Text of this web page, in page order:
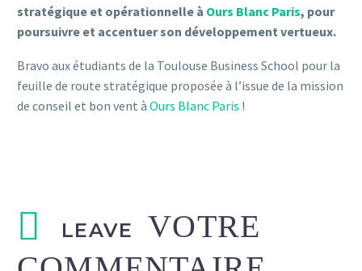
stratégique et opérationnelle à Ours Blanc Paris, pour
poursuivre et accentuer son développement vertueux.
Bravo aux étudiants de la Toulouse Business School pour la
feuille de route stratégique proposée à l’issue de la mission
de conseil et bon vent à Ours Blanc Paris !
LEAVE